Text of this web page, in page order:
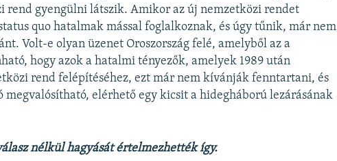
rend gyengülni látszik. Amikor az új nemzetközi rendet
quo hatalmak mással foglalkoznak, és úgy tűnik, már nem
Volt-e olyan üzenet Oroszország felé, amelyből az a
hogy azok a hatalmi tényezők, amelyek 1989 után
rend felépítéséhez, ezt már nem kívánják fenntartani, és
megvalósítható, elérhető egy kicsit a hidegháború lezárásának
nélkül hagyását értelmezhették így.